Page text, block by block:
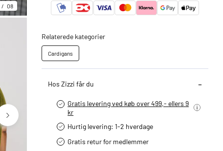
08
Relaterede kategorier
Cardigans
Hos Zizzi får du
Gratis levering ved køb over 499,- ellers 9
kr
Hurtig levering­: 1-2 hverdage
Gratis retur for medlemmer